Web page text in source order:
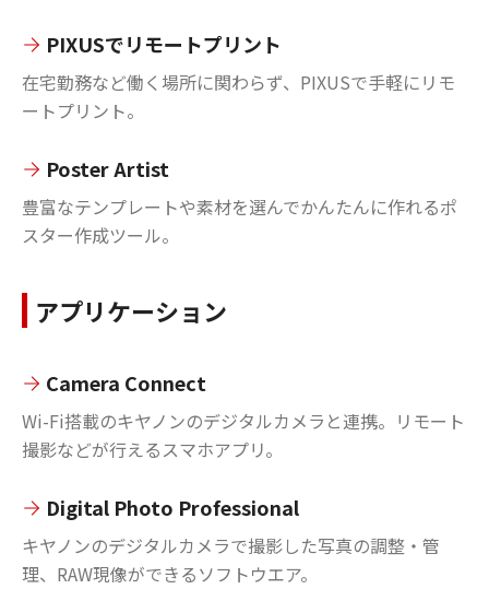
PIXUSでリモートプリント
在宅勤務など働く場所に関わらず、PIXUSで手軽にリモ
ートプリント。
Poster Artist
豊富なテンプレートや素材を選んでかんたんに作れるポ
スター作成ツール。
アプリケーション
Camera Connect
Wi-Fi搭載のキヤノンのデジタルカメラと連携。リモート
撮影などが行えるスマホアプリ。
Digital Photo Professional
キヤノンのデジタルカメラで撮影した写真の調整・管
理、RAW現像ができるソフトウエア。